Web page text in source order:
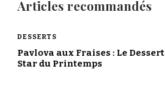
Articles recommandés
DESSERTS
Pavlova aux Fraises : Le Dessert
Star du Printemps